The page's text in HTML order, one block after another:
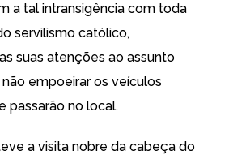
a tal intransigência com toda
servilismo católico,
suas atenções ao assunto
empoeirar os veículos
passarão no local.
a visita nobre da cabeça do